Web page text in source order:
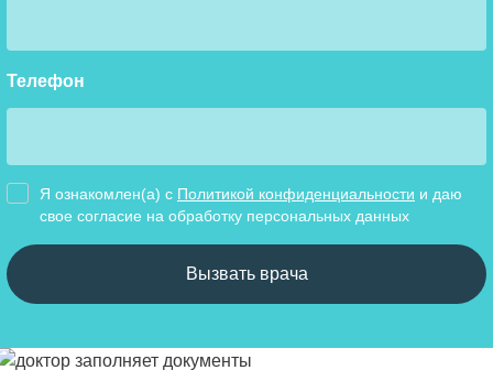
Телефон
Я ознакомлен(а) с Политикой конфиденциальности и даю
свое cогласие на обработку персональных данных
Вызвать врача